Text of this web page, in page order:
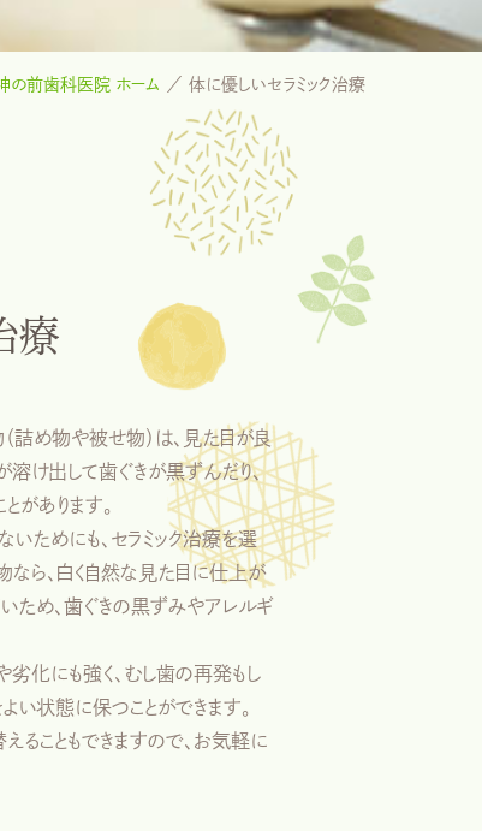
の前歯科医院 ホーム 体に優しいセラミック治療
療
め物や被せ物）は、見た目が良
溶け出して歯ぐきが黒ずんだり、
があります。
ためにも、セラミック治療を選
なら、白く自然な見た目に仕上が
ため、歯ぐきの黒ずみやアレルギ
劣化にも強く、むし歯の再発もし
い状態に保つことができます。
ることもできますので、お気軽に